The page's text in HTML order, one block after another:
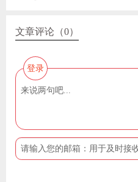
文章评论（0）
登录